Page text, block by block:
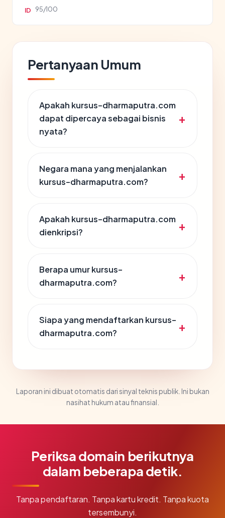
ID 95/100
Pertanyaan Umum
Apakah kursus-dharmaputra.com
dapat dipercaya sebagai bisnis
nyata?
Negara mana yang menjalankan
kursus-dharmaputra.com?
Apakah kursus-dharmaputra.com
dienkripsi?
Berapa umur kursus-
dharmaputra.com?
Siapa yang mendaftarkan kursus-
dharmaputra.com?
Laporan ini dibuat otomatis dari sinyal teknis publik. Ini bukan
nasihat hukum atau finansial.
Periksa domain berikutnya
dalam beberapa detik.
Tanpa pendaftaran. Tanpa kartu kredit. Tanpa kuota
tersembunyi.